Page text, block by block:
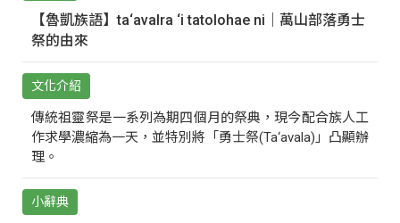
【魯凱族語】ta‘avalra ‘i tatolohae ni｜萬山部落勇士
祭的由來
文化介紹
傳統祖靈祭是一系列為期四個月的祭典，現今配合族人工
作求學濃縮為一天，並特別將「勇士祭(Ta‘avala)」凸顯辦
理。
小辭典